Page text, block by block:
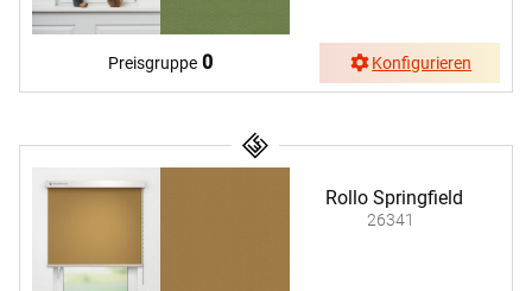
Preisgruppe 0 Konfigurieren
Rollo Springfield
26341